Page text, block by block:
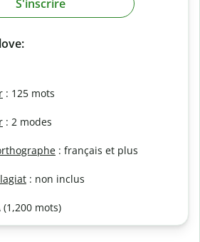
S'inscrire
: 125 mots
: 2 modes
: français et plus
: non inclus
mots)